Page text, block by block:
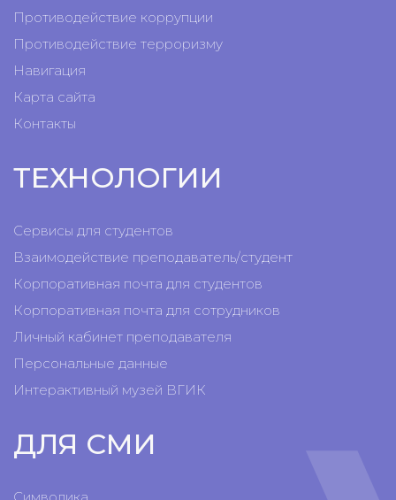
Противодействие коррупции
Противодействие терроризму
Навигация
Карта сайта
Контакты
ТЕХНОЛОГИИ
Сервисы для студентов
Взаимодействие преподаватель/студент
Корпоративная почта для студентов
Корпоративная почта для сотрудников
Личный кабинет преподавателя
Персональные данные
Интерактивный музей ВГИК
ДЛЯ СМИ